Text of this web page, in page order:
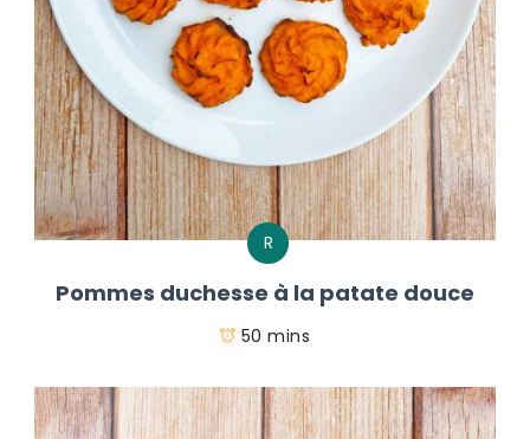
R
Pommes duchesse à la patate douce
50 mins